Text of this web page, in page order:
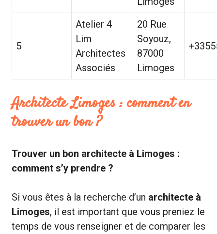
5
Atelier 4
Lim
Architectes
Associés
20 Rue
Soyouz,
87000
Limoges
Architecte Limoges : comment en
trouver un bon ?
Trouver un bon architecte à Limoges :
comment s’y prendre ?
Si vous êtes à la recherche d’un architecte à
Limoges, il est important que vous preniez le
temps de vous renseigner et de comparer les